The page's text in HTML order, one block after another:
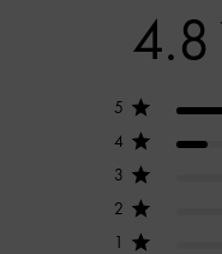
4.8
5
4
3
2
1